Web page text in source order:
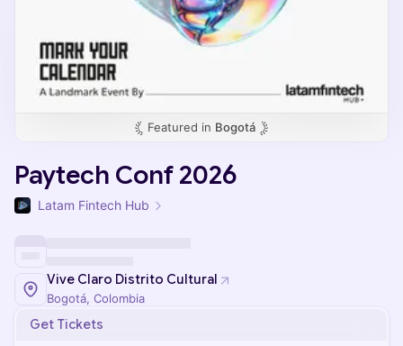
Featured in Bogotá
Paytech Conf 2026
Latam Fintech Hub
Vive Claro Distrito Cultural
Bogotá, Colombia
Get Tickets